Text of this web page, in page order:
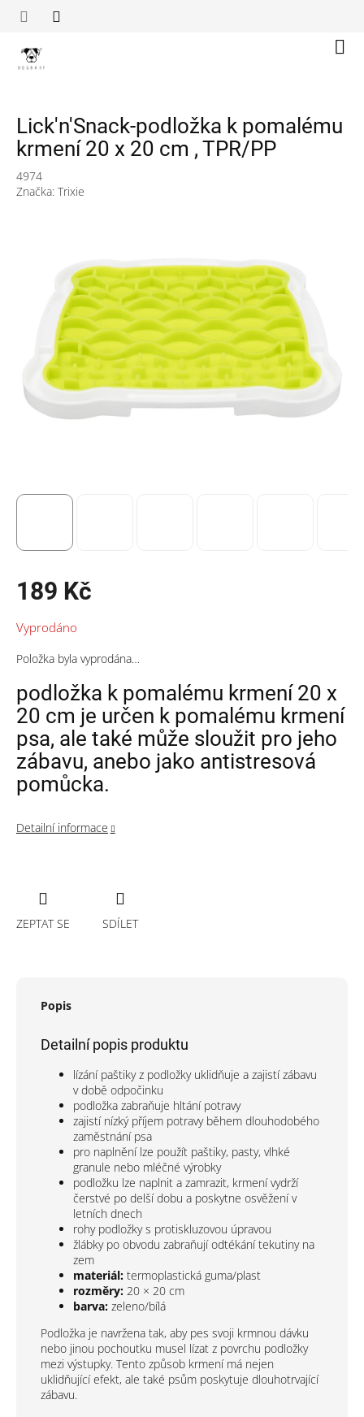
Lick'n'Snack-podložka k pomalému
krmení 20 x 20 cm , TPR/PP
4974
Značka: Trixie
189 Kč
cena:
Vyprodáno
Položka byla vyprodána…
podložka k pomalému krmení 20 x
20 cm je určen k pomalému krmení
psa, ale také může sloužit pro jeho
zábavu, anebo jako antistresová
pomůcka.
Detailní informace
ZEPTAT SE SDÍLET
Popis
Detailní popis produktu
lízání paštiky z podložky uklidňuje a zajistí zábavu
v době odpočinku
podložka zabraňuje hltání potravy
zajistí nízký příjem potravy během dlouhodobého
zaměstnání psa
pro naplnění lze použít paštiky, pasty, vlhké
granule nebo mléčné výrobky
podložku lze naplnit a zamrazit, krmení vydrží
čerstvé po delší dobu a poskytne osvěžení v
letních dnech
rohy podložky s protiskluzovou úpravou
žlábky po obvodu zabraňují odtékání tekutiny na
zem
materiál: termoplastická guma/plast
rozměry: 20 × 20 cm
barva: zeleno/bílá
Podložka je navržena tak, aby pes svoji krmnou dávku
nebo jinou pochoutku musel lízat z povrchu podložky
mezi výstupky. Tento způsob krmení má nejen
uklidňující efekt, ale také psům poskytuje dlouhotrvající
zábavu.